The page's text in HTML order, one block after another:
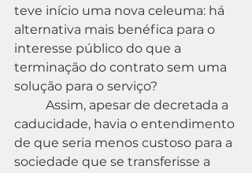
teve início uma nova celeuma: há
alternativa mais benéfica para o
interesse público do que a
terminação do contrato sem uma
solução para o serviço?
caducidade, havia o entendimento
de que seria menos custoso para a
sociedade que se transferisse a